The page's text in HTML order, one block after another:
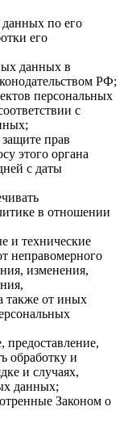
данных по его
его
данных в
РФ;
персональных
с
прав
этого органа
с даты
в отношении
и технические
неправомерного
изменения,
также от иных
предоставление,
обработку и
и случаях,
данных;
Законом о